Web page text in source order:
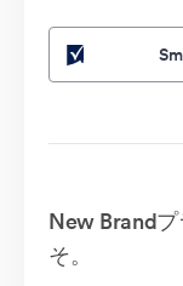
New Brand
そ。